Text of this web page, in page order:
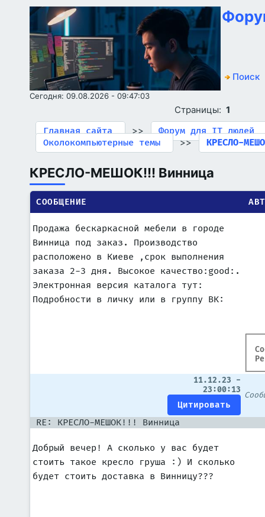
Поиск
Сегодня: 09.08.2026 - 09:47:03
Страницы: 1
Главная сайта
>>
Форум для IT людей
Околокомпьютерные темы
>> КРЕСЛО-
КРЕСЛО-МЕШОК!!! Винница
СООБЩЕНИЕ
Продажа бескаркасной мебели в городе
Винница под заказ. Производство
расположено в Киеве ,срок выполнения
заказа 2-3 дня. Высокое качество:good:.
Электронная версия каталога тут:
Подробности в личку или в группу ВК:
11.12.23 -
23:00:13
RE: КРЕСЛО-МЕШОК!!! Винница
Добрый вечер! А сколько у вас будет
стоить такое кресло груша :) И сколько
будет стоить доставка в Винницу???